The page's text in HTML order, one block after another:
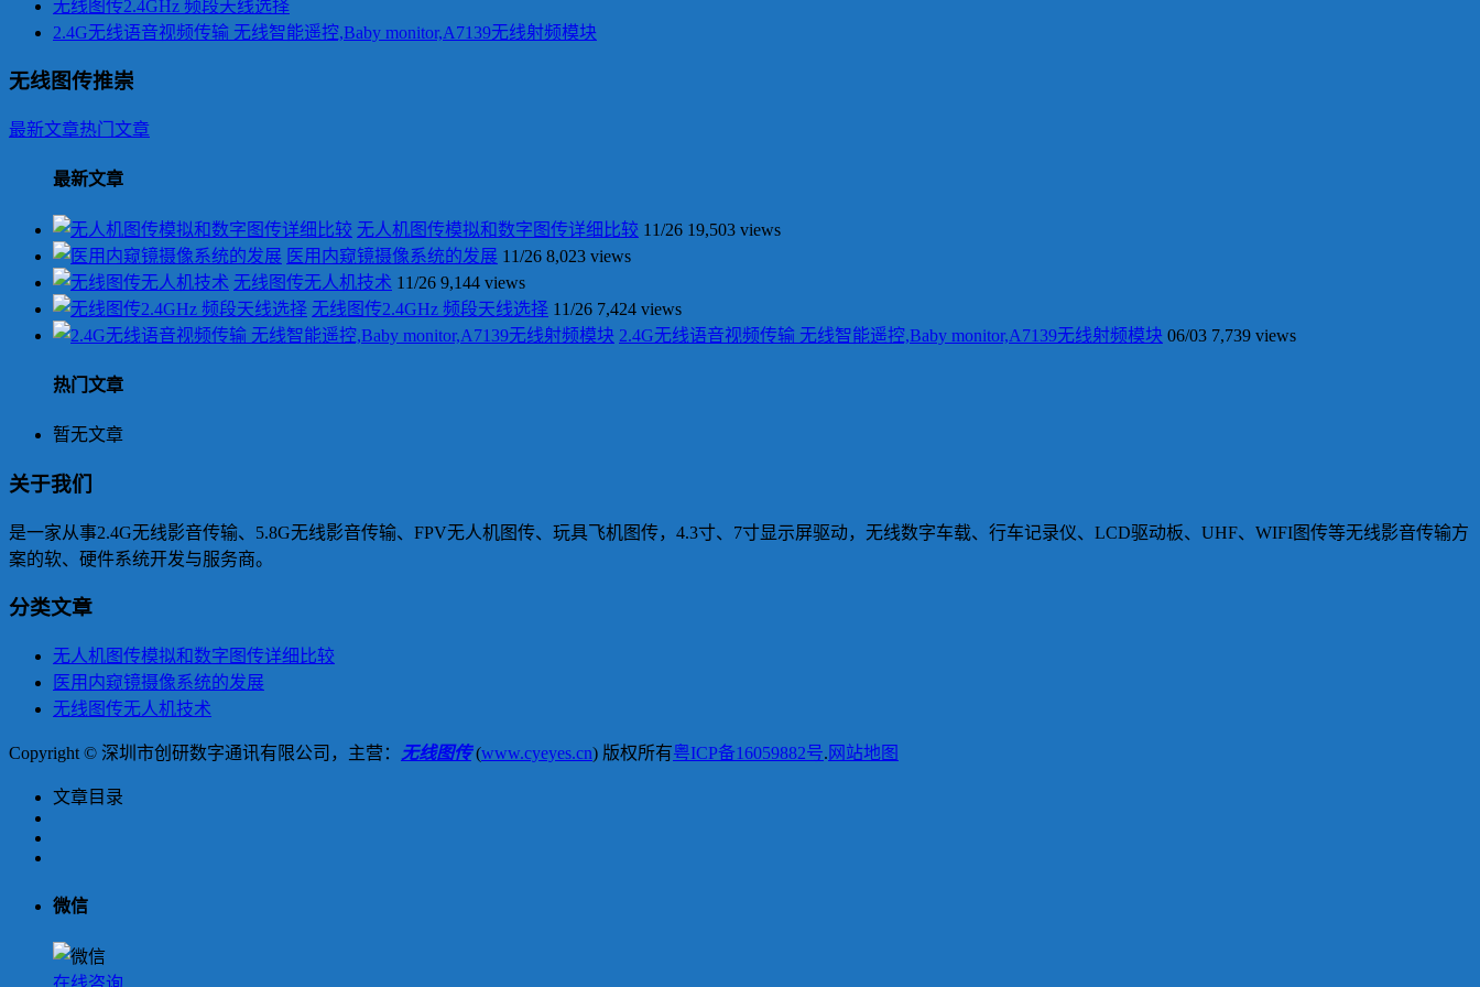
无线图传2.4GHz 频段天线选择
2.4G无线语音视频传输 无线智能遥控,Baby monitor,A7139无线射频模块
无线图传推崇
最新文章热门文章
最新文章
无人机图传模拟和数字图传详细比较 11/26 19,503 views
医用内窥镜摄像系统的发展 11/26 8,023 views
无线图传无人机技术 11/26 9,144 views
无线图传2.4GHz 频段天线选择 11/26 7,424 views
2.4G无线语音视频传输 无线智能遥控,Baby monitor,A7139无线射频模块 06/03 7,739 views
热门文章
暂无文章
关于我们
是一家从事2.4G无线影音传输、5.8G无线影音传输、FPV无人机图传、玩具飞机图传，4.3寸、7寸显示屏驱动，无线数字车载、行车记录仪、LCD驱动板、UHF、WIFI图传等无线影音传输方
案的软、硬件系统开发与服务商。
分类文章
无人机图传模拟和数字图传详细比较
医用内窥镜摄像系统的发展
无线图传无人机技术
Copyright © 深圳市创研数字通讯有限公司，主营： 无线图传(www.cyeyes.cn) 版权所有粤ICP备16059882号. 网站地图
文章目录
微信
在线咨询